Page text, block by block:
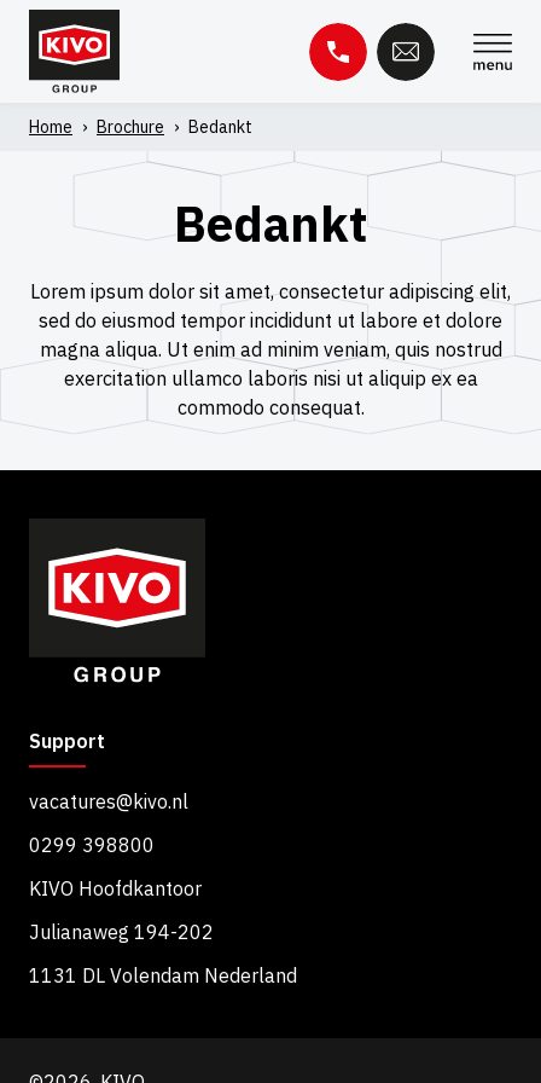
Skip
content
Zoeken
Kennisbank Contact
Home › Brochure › Bedankt
Bedankt
Lorem ipsum dolor sit amet, consectetur adipiscing elit,
sed do eiusmod tempor incididunt ut labore et dolore
magna aliqua. Ut enim ad minim veniam, quis nostrud
exercitation ullamco laboris nisi ut aliquip ex ea
commodo consequat.
Support
vacatures@kivo.nl
0299 398800
KIVO Hoofdkantoor
Julianaweg 194-202
1131 DL Volendam Nederland